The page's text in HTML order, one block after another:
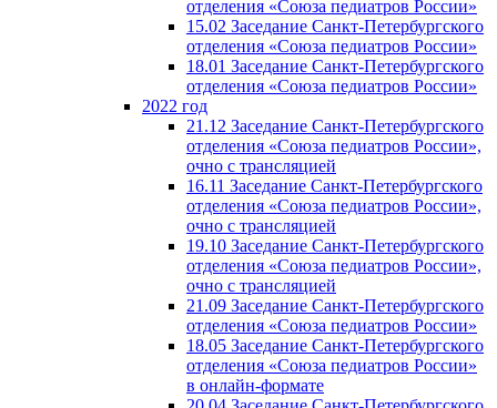
отделения «Союза педиатров России»
15.02 Заседание Санкт-Петербургского
отделения «Союза педиатров России»
18.01 Заседание Санкт-Петербургского
отделения «Союза педиатров России»
2022 год
21.12 Заседание Санкт-Петербургского
отделения «Союза педиатров России»,
очно с трансляцией
16.11 Заседание Санкт-Петербургского
отделения «Союза педиатров России»,
очно с трансляцией
19.10 Заседание Санкт-Петербургского
отделения «Союза педиатров России»,
очно с трансляцией
21.09 Заседание Санкт-Петербургского
отделения «Союза педиатров России»
18.05 Заседание Санкт-Петербургского
отделения «Союза педиатров России»
в онлайн-формате